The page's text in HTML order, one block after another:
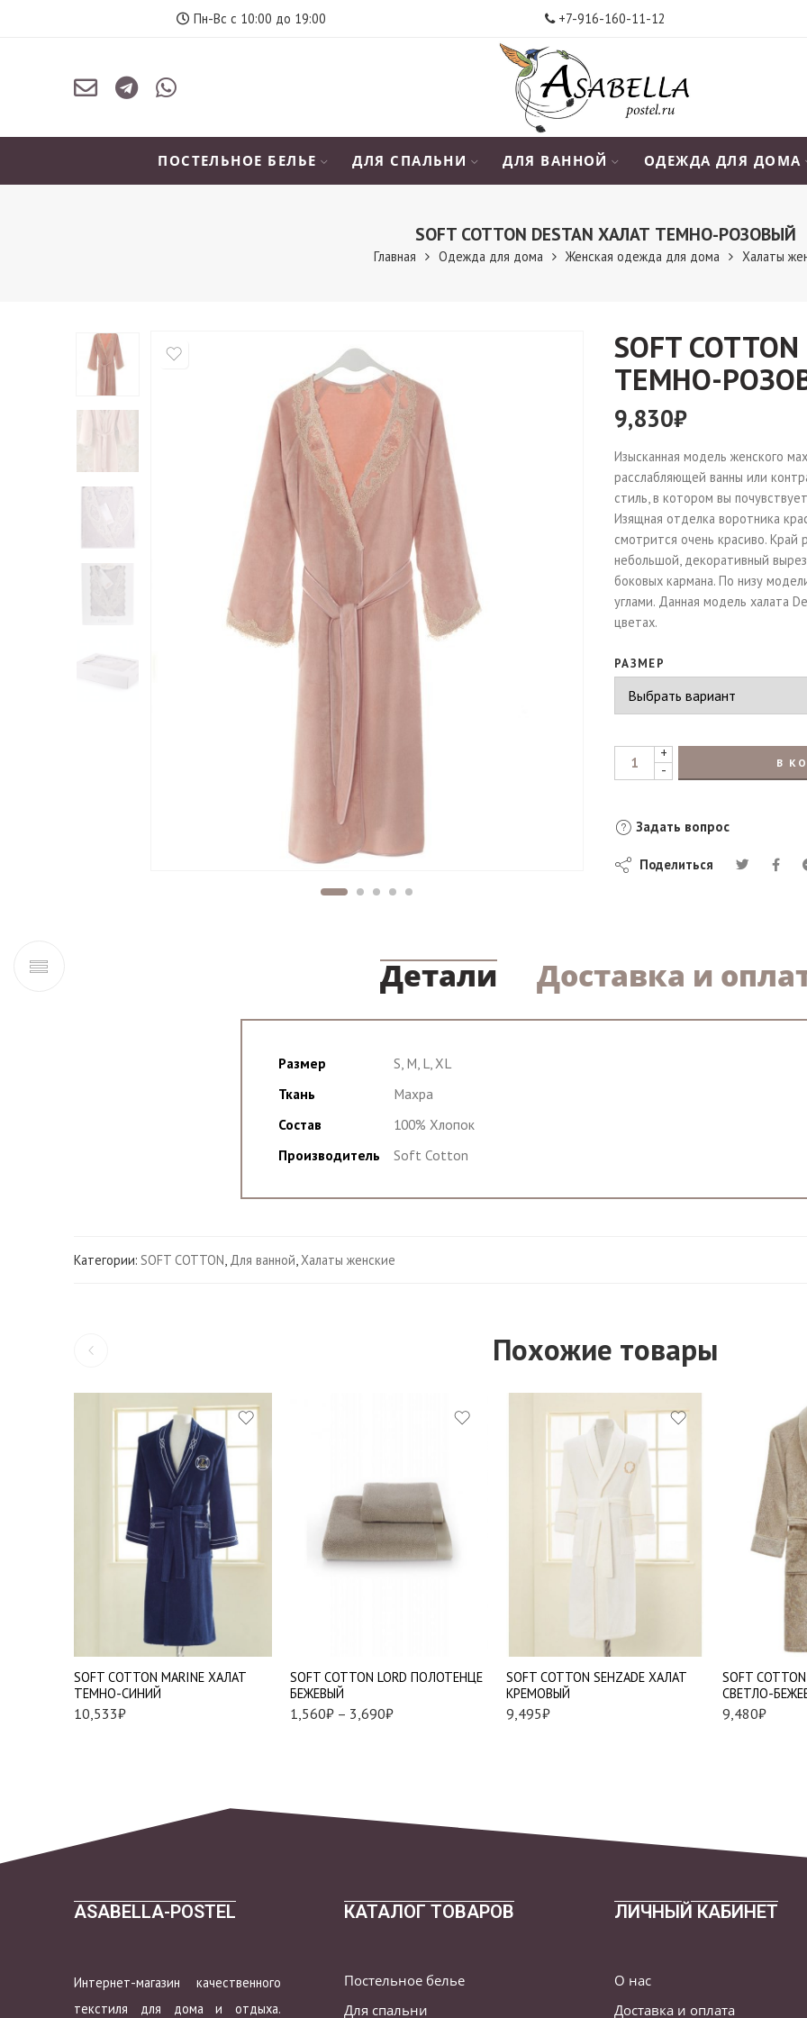
Пн-Вс с 10:00 до 19:00 +7-916-160-11-12
ПОСТЕЛЬНОЕ БЕЛЬЕ ДЛЯ СПАЛЬНИ ДЛЯ ВАННОЙ ОДЕЖДА ДЛЯ ДОМА
SOFT COTTON DESTAN ХАЛАТ ТЕМНО-РОЗОВЫЙ
Главная Одежда для дома Женская одежда для дома Халаты
SOFT
ТЕМНО-
9,830₽
Изысканная модель женского
расслабляющей ванны или
стиль, в котором вы
Изящная отделка воротника
смотрится очень красиво. Край
небольшой, декоративный
боковых кармана. По низу
углами. Данная модель халата
цветах.
РАЗМЕР
+
-
В
Задать вопрос
Поделиться
Детали Доставка и
Размер
S, M, L, XL
Ткань
Махра
Состав
100% Хлопок
Производитель
Soft Cotton
Категории: SOFT COTTON, Для ванной,Халаты женские
Похожие товары
SOFT СOTTON MARINE ХАЛАТ
ТЕМНО-СИНИЙ
10,533₽
SOFT СOTTON LORD ПОЛОТЕНЦЕ
БЕЖЕВЫЙ
1,560₽ – 3,690₽
SOFT СOTTON SEHZADE ХАЛАТ
КРЕМОВЫЙ
9,495₽
SOFT
СВЕТЛО-
9,480₽
M
ASABELLA-POSTEL
Интернет-магазин качественного
текстиля для дома и отдыха.
КАТАЛОГ ТОВАРОВ
Постельное белье
Для спальни
ЛИЧНЫЙ КАБИНЕТ
О нас
Доставка и оплата